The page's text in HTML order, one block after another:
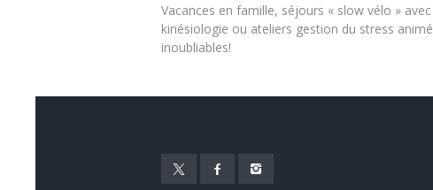
Vacances en famille, séjours « slow vélo »
kinésiologie ou ateliers gestion du stress
inoubliables!